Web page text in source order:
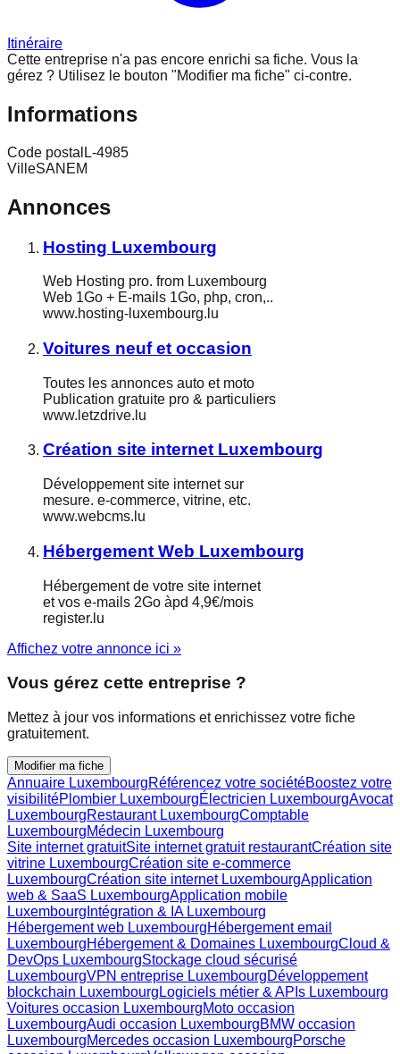
Itinéraire
Cette entreprise n'a pas encore enrichi sa fiche. Vous la
gérez ? Utilisez le bouton "Modifier ma fiche" ci-contre.
Informations
Code postal L-4985
VilleSANEM
Annonces
Hosting Luxembourg
Web Hosting pro. from Luxembourg
Web 1Go + E-mails 1Go, php, cron,..
www.hosting-luxembourg.lu
Voitures neuf et occasion
Toutes les annonces auto et moto
Publication gratuite pro & particuliers
www.letzdrive.lu
Création site internet Luxembourg
Développement site internet sur
mesure. e-commerce, vitrine, etc.
www.webcms.lu
Hébergement Web Luxembourg
Hébergement de votre site internet
et vos e-mails 2Go àpd 4,9€/mois
register.lu
Affichez votre annonce ici »
Vous gérez cette entreprise ?
Mettez à jour vos informations et enrichissez votre fiche
gratuitement.
Modifier ma fiche
Annuaire LuxembourgRéférencez votre sociétéBoostez votre
visibilitéPlombier LuxembourgÉlectricien LuxembourgAvocat
LuxembourgRestaurant LuxembourgComptable
LuxembourgMédecin Luxembourg
Site internet gratuitSite internet gratuit restaurantCréation site
vitrine LuxembourgCréation site e-commerce
LuxembourgCréation site internet LuxembourgApplication
web & SaaS LuxembourgApplication mobile
Luxembourg Intégration & IA Luxembourg
Hébergement web LuxembourgHébergement email
LuxembourgHébergement & Domaines LuxembourgCloud &
DevOps LuxembourgStockage cloud sécurisé
LuxembourgVPN entreprise LuxembourgDéveloppement
blockchain Luxembourg Logiciels métier & APIs Luxembourg
Voitures occasion LuxembourgMoto occasion
LuxembourgAudi occasion LuxembourgBMW occasion
LuxembourgMercedes occasion LuxembourgPorsche